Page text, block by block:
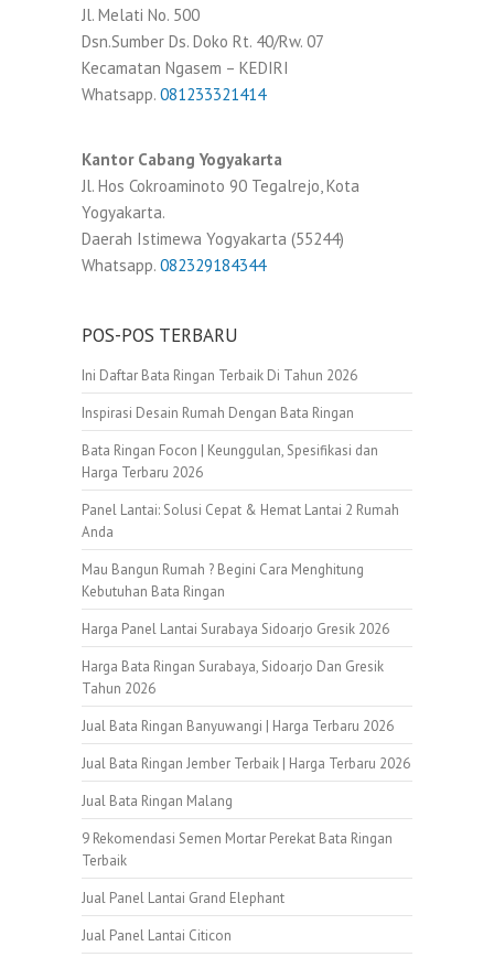
Jl. Melati No. 500
Dsn.Sumber Ds. Doko Rt. 40/Rw. 07
Kecamatan Ngasem – KEDIRI
Whatsapp. 081233321414
Kantor Cabang Yogyakarta
Jl. Hos Cokroaminoto 90 Tegalrejo, Kota
Yogyakarta.
Daerah Istimewa Yogyakarta (55244)
Whatsapp. 082329184344
POS-POS TERBARU
Ini Daftar Bata Ringan Terbaik Di Tahun 2026
Inspirasi Desain Rumah Dengan Bata Ringan
Bata Ringan Focon | Keunggulan, Spesifikasi dan
Harga Terbaru 2026
Panel Lantai: Solusi Cepat & Hemat Lantai 2 Rumah
Anda
Mau Bangun Rumah ? Begini Cara Menghitung
Kebutuhan Bata Ringan
Harga Panel Lantai Surabaya Sidoarjo Gresik 2026
Harga Bata Ringan Surabaya, Sidoarjo Dan Gresik
Tahun 2026
Jual Bata Ringan Banyuwangi | Harga Terbaru 2026
Jual Bata Ringan Jember Terbaik | Harga Terbaru 2026
Jual Bata Ringan Malang
9 Rekomendasi Semen Mortar Perekat Bata Ringan
Terbaik
Jual Panel Lantai Grand Elephant
Jual Panel Lantai Citicon